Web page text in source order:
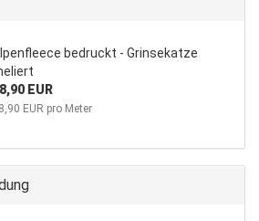
bedruckt - Grinsekatze
EUR
EUR pro Meter